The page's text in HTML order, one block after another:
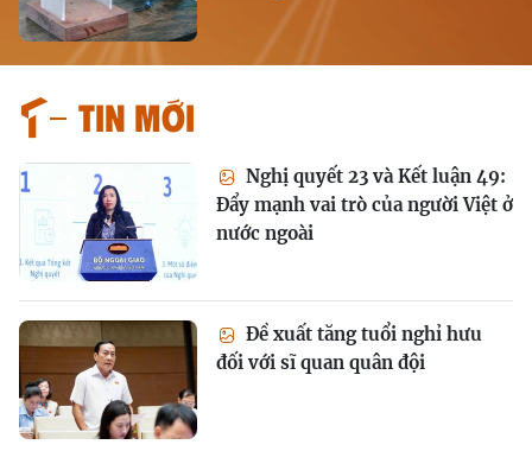
Tin mới
Nghị quyết 23 và Kết luận 49:
Đẩy mạnh vai trò của người Việt ở
nước ngoài
Đề xuất tăng tuổi nghỉ hưu
đối với sĩ quan quân đội